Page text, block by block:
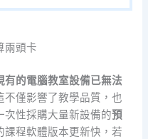
兩頭卡
有的電腦教室設備已無法
不僅影響了教學品質，也
次性採購大量新設備的預
程軟體版本更新快，若